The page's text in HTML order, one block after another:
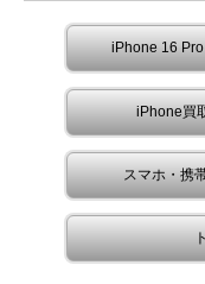
iPhone 16
iPhone買
スマホ・携